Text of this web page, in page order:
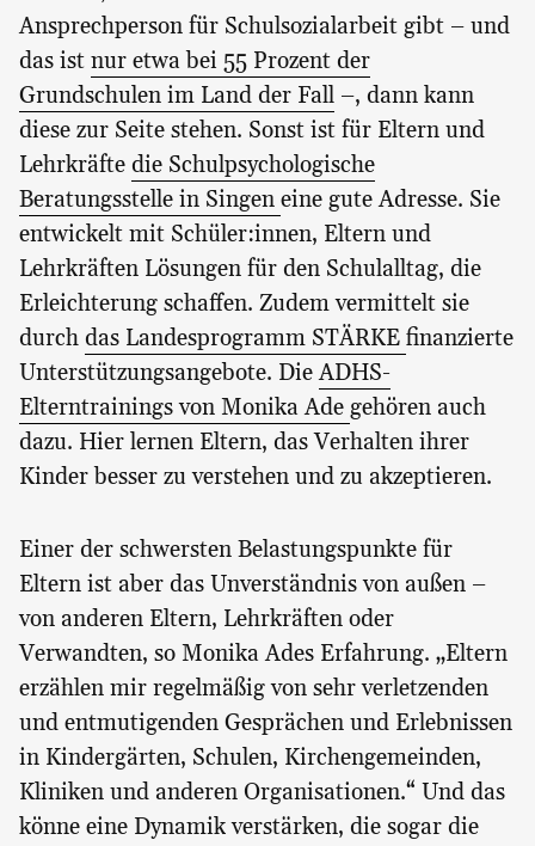
Ansprechperson für Schulsozialarbeit gibt – und
das ist nur etwa bei 55 Prozent der
Grundschulen im Land der Fall –, dann kann
diese zur Seite stehen. Sonst ist für Eltern und
Lehrkräfte die Schulpsychologische
Beratungsstelle in Singen eine gute Adresse. Sie
entwickelt mit Schüler:innen, Eltern und
Lehrkräften Lösungen für den Schulalltag, die
Erleichterung schaffen. Zudem vermittelt sie
durch das Landesprogramm STÄRKE finanzierte
Unterstützungsangebote. DieADHS-
Elterntrainings von Monika Ade gehören auch
dazu. Hier lernen Eltern, das Verhalten ihrer
Kinder besser zu verstehen und zu akzeptieren.
Einer der schwersten Belastungspunkte für
Eltern ist aber das Unverständnis von außen –
von anderen Eltern, Lehrkräften oder
Verwandten, so Monika Ades Erfahrung. „Eltern
erzählen mir regelmäßig von sehr verletzenden
und entmutigenden Gesprächen und Erlebnissen
in Kindergärten, Schulen, Kirchengemeinden,
Kliniken und anderen Organisationen.“ Und das
könne eine Dynamik verstärken, die sogar die